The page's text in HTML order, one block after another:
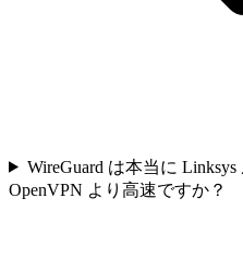
WireGuard は本当に
OpenVPN より高速ですか？